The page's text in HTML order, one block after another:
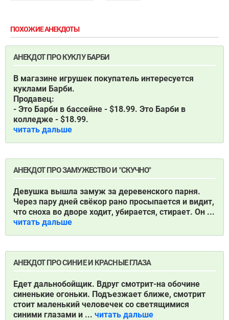
ПОХОЖИЕ АНЕКДОТЫ
АНЕКДОТ ПРО КУКЛУ БАРБИ
В магазине игрушек покупатель интересуется
куклами Барби.
Продавец:
- Это Барби в бассейне - $18.99. Это Барби в
колледже - $18.99.
читать дальше
АНЕКДОТ ПРО ЗАМУЖЕСТВО И "СКУЧНО"
Девушка вышла замуж за деревенского парня.
Через пару дней свёкор рано просыпается и видит,
что сноха во дворе ходит, убирается, стирает. Он ...
читать дальше
АНЕКДОТ ПРО СИНИЕ И КРАСНЫЕ ГЛАЗА
Едет дальнобойщик. Вдруг смотрит-на обочине
синенькие огоньки. Подъезжает ближе, смотрит
стоит маленький человечек со светящимися
синими глазами и ... читать дальше